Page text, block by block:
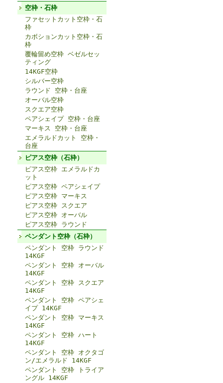
空枠・石枠
ファセットカット空枠・石
枠
カボションカット空枠・石
枠
覆輪留め空枠 ベゼルセッ
ティング
14KGF空枠
シルバー空枠
ラウンド 空枠・台座
オーバル空枠
スクエア空枠
ペアシェイプ 空枠・台座
マーキス 空枠・台座
エメラルドカット 空枠・
台座
ピアス空枠（石枠）
ピアス空枠 エメラルドカ
ット
ピアス空枠 ペアシェイプ
ピアス空枠 マーキス
ピアス空枠 スクエア
ピアス空枠 オーバル
ピアス空枠 ラウンド
ペンダント空枠（石枠）
ペンダント 空枠 ラウンド
14KGF
ペンダント 空枠 オーバル
14KGF
ペンダント 空枠 スクエア
14KGF
ペンダント 空枠 ペアシェ
イプ 14KGF
ペンダント 空枠 マーキス
14KGF
ペンダント 空枠 ハート
14KGF
ペンダント 空枠 オクタゴ
ン/エメラルド 14KGF
ペンダント 空枠 トライア
ングル 14KGF